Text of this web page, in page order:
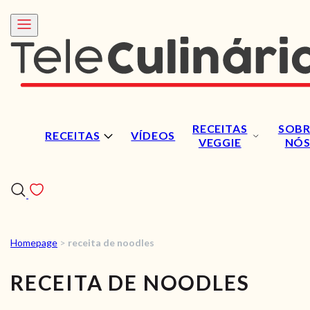
RECEITAS VÍDEOS
RECEITAS
VEGGIE
NÓS
RECEITAS
VÍDEOS
Homepage > receita de noodles
RECEITA DE NOODLES